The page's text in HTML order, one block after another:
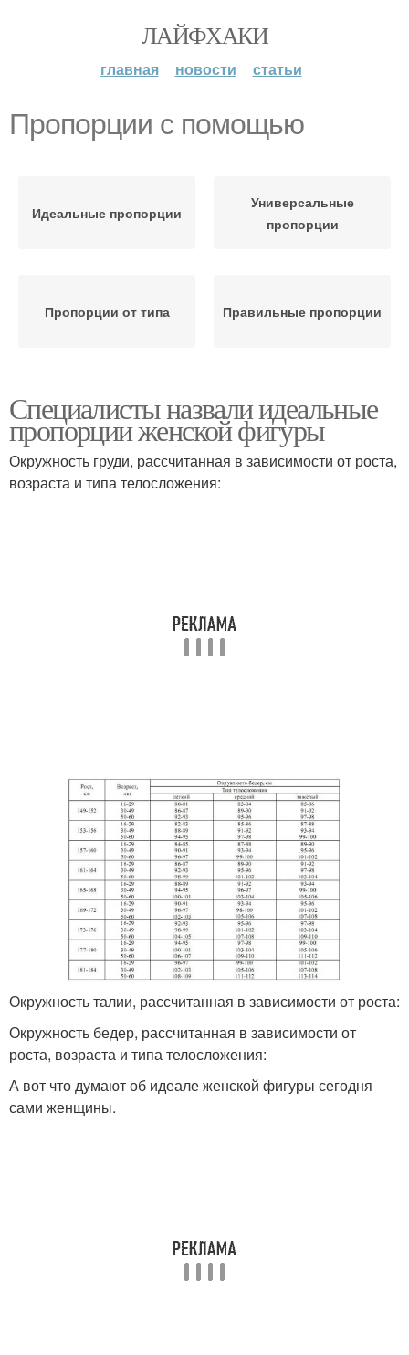
ЛАЙФХАКИ
главная новости статьи
Пропорции с помощью
Идеальные пропорции
Универсальные
пропорции
Пропорции от типа Правильные пропорции
Специалисты назвали идеальные
пропорции женской фигуры
Окружность груди, рассчитанная в зависимости от роста,
возраста и типа телосложения:
Окружность талии, рассчитанная в зависимости от роста:
Окружность бедер, рассчитанная в зависимости от
роста, возраста и типа телосложения:
А вот что думают об идеале женской фигуры сегодня
сами женщины.